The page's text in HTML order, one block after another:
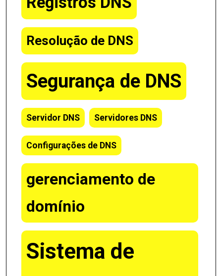
Resolução de DNS
Segurança de DNS
Servidor DNS Servidores DNS
Configurações de DNS
gerenciamento de
domínio
Sistema de